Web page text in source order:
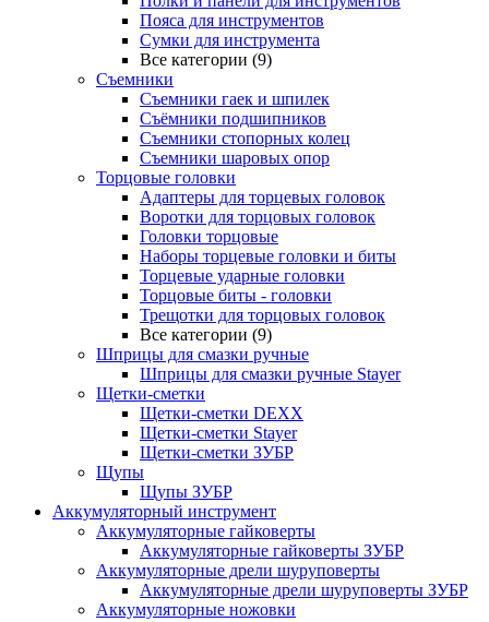
Пояса для инструментов
Сумки для инструмента
Все категории (9)
Съемники
Съемники гаек и шпилек
Съёмники подшипников
Съемники стопорных колец
Съемники шаровых опор
Торцовые головки
Адаптеры для торцевых головок
Воротки для торцовых головок
Головки торцовые
Наборы торцевые головки и биты
Торцевые ударные головки
Торцовые биты - головки
Трещотки для торцовых головок
Все категории (9)
Шприцы для смазки ручные
Шприцы для смазки ручные Stayer
Щетки-сметки
Щетки-сметки DEXX
Щетки-сметки Stayer
Щетки-сметки ЗУБР
Щупы
Щупы ЗУБР
Аккумуляторный инструмент
Аккумуляторные гайковерты
Аккумуляторные гайковерты ЗУБР
Аккумуляторные дрели шуруповерты
Аккумуляторные дрели шуруповерты ЗУБР
Аккумуляторные ножовки